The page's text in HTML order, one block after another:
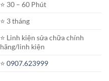
⭐️ 30 – 60 Phút
⭐️ 3 tháng
⭐️ Linh kiện sửa chữa chính
hãng/linh kiện
⭐️0907.623999